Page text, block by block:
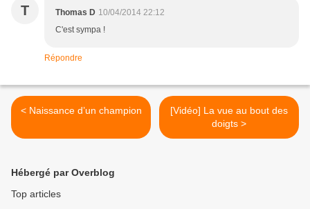
T Thomas D 10/04/2014 22:12
C'est sympa !
Répondre
< Naissance d’un champion
[Vidéo] La vue au bout des
doigts >
Hébergé par Overblog
Top articles